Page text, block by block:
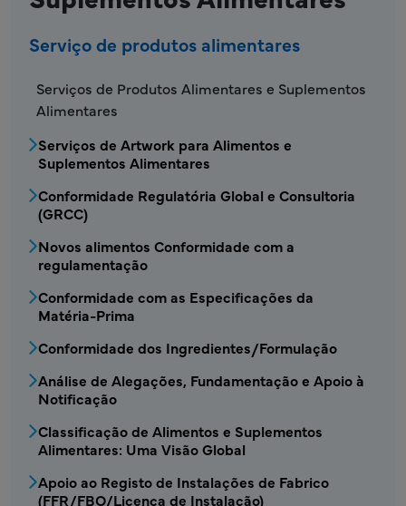
Serviço de produtos alimentares
FDS - Menu do serviço de produtos
Serviços de Produtos Alimentares e Suplementos
Alimentares
Serviços de Artwork para Alimentos e
Suplementos Alimentares
Conformidade Regulatória Global e Consultoria
(GRCC)
Novos alimentos Conformidade com a
regulamentação
Conformidade com as Especificações da
Matéria-Prima
Conformidade dos Ingredientes/Formulação
Análise de Alegações, Fundamentação e Apoio à
Notificação
Classificação de Alimentos e Suplementos
Alimentares: Uma Visão Global
Apoio ao Registo de Instalações de Fabrico
(FFR/FBO/Licença de Instalação)